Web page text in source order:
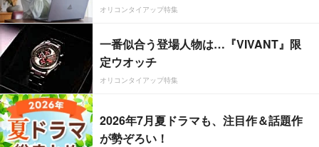
オリコンタイアップ特集
一番似合う登場人物は…『VIVANT』限
定ウオッチ
オリコンタイアップ特集
2026年7月夏ドラマも、注目作＆話題作
が勢ぞろい！